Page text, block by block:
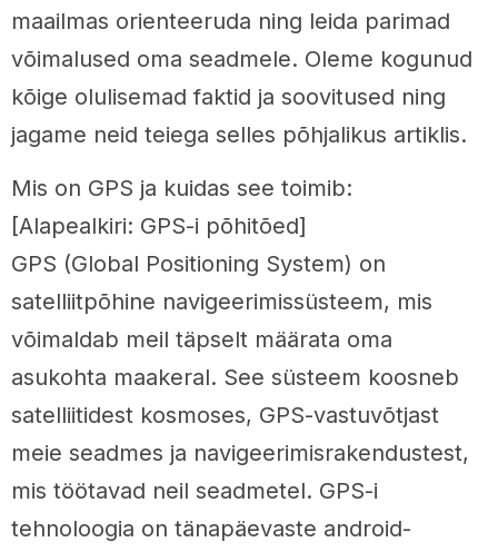
maailmas orienteeruda ning leida parimad
võimalused oma seadmele. Oleme kogunud
kõige olulisemad faktid ja soovitused ning
jagame neid teiega selles põhjalikus artiklis.
Mis on GPS ja kuidas see toimib:
[Alapealkiri: GPS-i põhitõed]
GPS (Global Positioning System) on
satelliitpõhine navigeerimissüsteem, mis
võimaldab meil täpselt määrata oma
asukohta maakeral. See süsteem koosneb
satelliitidest kosmoses, GPS-vastuvõtjast
meie seadmes ja navigeerimisrakendustest,
mis töötavad neil seadmetel. GPS-i
tehnoloogia on tänapäevaste android-